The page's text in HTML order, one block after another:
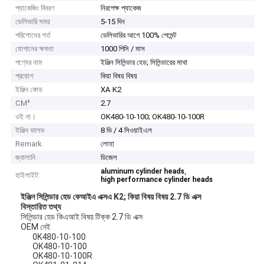
প্যাকেজিং বিবরণ
নিরপেক্ষ প্যাকেজ
ডেলিভারি সময়
5-15 দিন
পরিশোধের শর্ত
ডেলিভারির আগে 100% পেমেন্ট
যোগানের ক্ষমতা
1000 পিসি / মাস
পণ্যের নাম
ইঞ্জিন সিলিন্ডার হেড; সিলিন্ডারের মাথা
প্রয়োগ
কিয়া বিষয় বিষয়
ইঞ্জিন কোড
XA K2
CM³
2.7
ওই না।
OK480-10-100; OK480-10-100R
ইঞ্জিন ভালভ
8 ভি / 4 সিওয়াইএল
Remark
লোহা
জ্বালানি
ডিজেল
হাইলাইট:
aluminum cylinder heads,
high performance cylinder heads
ইঞ্জিন সিলিন্ডার হেড কেআইএ এক্সএ K2; কিয়া বিষয় বিষয় 2.7 ডি এক্স
বিস্তারিত তথ্য
সিলিন্ডার হেড কিএআই বিষয় টিক্ক 2.7 ডি এক্স
OEM নেই
0K480-10-100
OK480-10-100
OK480-10-100R